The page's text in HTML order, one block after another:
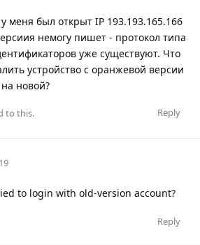
меня был открыт IP 193.193.165.166
немогу пишет - протокол типа
уже существуют. Что
устройство с оранжевой версии
новой?
Reply
to this.
to login with old-version account?
Reply